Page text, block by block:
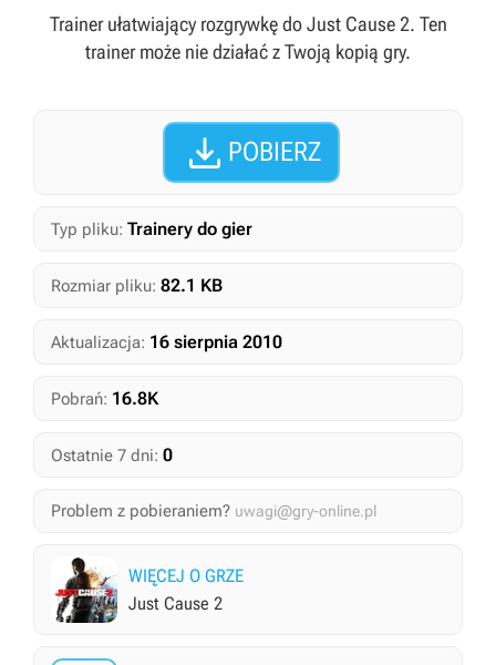
Trainer ułatwiający rozgrywkę do Just Cause 2. Ten
trainer może nie działać z Twoją kopią gry.
 POBIERZ
Typ pliku: Trainery do gier
Rozmiar pliku: 82.1 KB
Aktualizacja: 16 sierpnia 2010
Pobrań: 16.8K
Ostatnie 7 dni: 0
Problem z pobieraniem? uwagi@gry-online.pl
WIĘCEJ O GRZE
Just Cause 2